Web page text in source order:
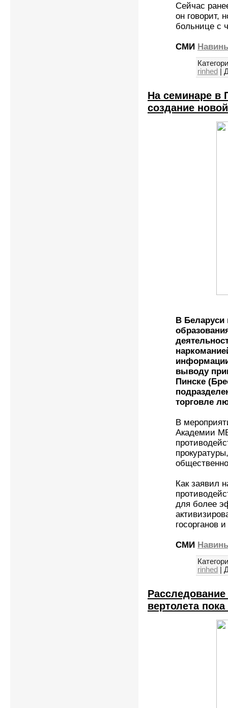
Сейчас
он говорит,
больнице с
СМИ
rinhed
На семинаре в
создание
В Беларуси
выводу
Пинске
торговле
В
Академии
Как заявил
для более
госорганов
СМИ
rinhed
вертолета